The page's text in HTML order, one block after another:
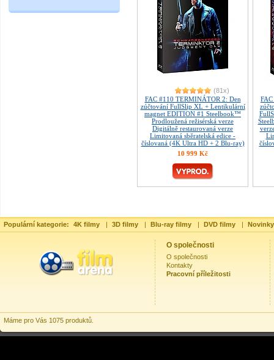
(81x)
FAC #110 TERMINÁTOR 2: Den
zúčtování FullSlip XL + Lentikulární
magnet EDITION #1 Steelbook™
Prodloužená režisérská verze
Digitálně restaurovaná verze
Limitovaná sběratelská edice -
číslovaná (4K Ultra HD + 2 Blu-ray)
10 999 Kč
Populární kategorie: 4K filmy | 3D filmy | Blu-ray filmy | DVD filmy |
O společnosti
O společnosti
Kontakty
Pracovní příležitosti
Máme pro Vás 1075 produktů.